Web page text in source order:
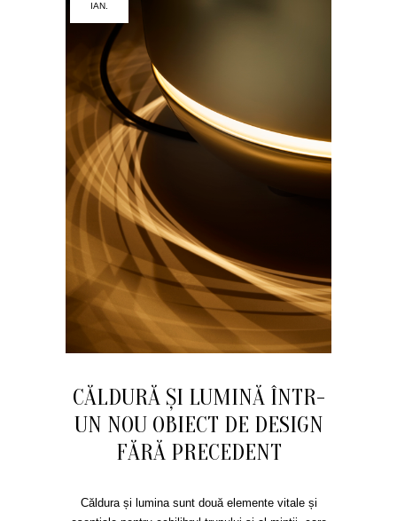
IAN.
CĂLDURĂ ȘI LUMINĂ ÎNTR-
UN NOU OBIECT DE DESIGN
FĂRĂ PRECEDENT
Căldura și lumina sunt două elemente vitale și